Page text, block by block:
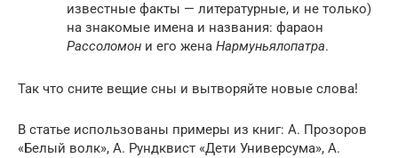
известные факты — литературные, и не только)
на знакомые имена и названия: фараон
Рассоломон и его жена Нармуньялопатра.
Так что сните вещие сны и вытворяйте новые слова!
В статье использованы примеры из книг: А. Прозоров
«Белый волк», А. Рундквист «Дети Универсума», А.